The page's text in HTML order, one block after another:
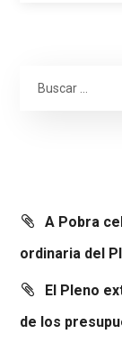
A Pobra
ordinaria del
El Pleno
de los